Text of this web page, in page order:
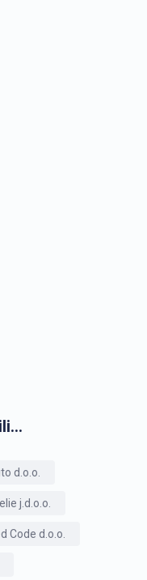
d.o.o.
j.d.o.o.
Code d.o.o.